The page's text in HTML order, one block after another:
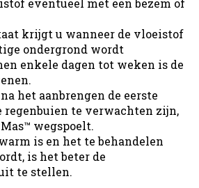
eventueel met een bezem of
krijgt u wanneer de vloeistof
ondergrond wordt
enkele dagen tot weken is de
het aanbrengen de eerste
regenbuien te verwachten zijn,
wegspoelt.
is en het te behandelen
is het beter de
te stellen.